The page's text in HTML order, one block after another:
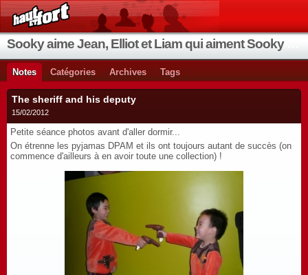
Notes Catégories Archives Tags
The sheriff and his deputy
15/02/2012
Petite séance photos avant d'aller dormir...
On étrenne les pyjamas DPAM et ils ont toujours autant de succès (on
commence d'ailleurs à en avoir toute une collection) !